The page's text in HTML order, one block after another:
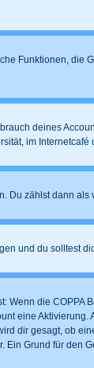
Funktionen, die
deines
im Internetcafé
Du zählst dann als
und du solltest
die COPPA
eine Aktivierung.
dir gesagt, ob
Grund für den